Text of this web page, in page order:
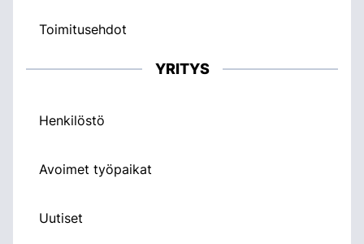
Toimitusehdot
YRITYS
Henkilöstö
Avoimet työpaikat
Uutiset